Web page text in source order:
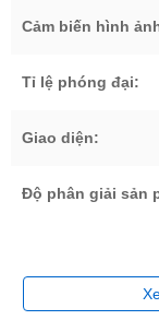
Cảm biến hình
Tỉ lệ phóng đại:
Giao diện:
Độ phân giải sản